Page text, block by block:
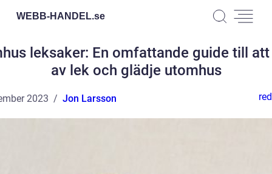
WEBB-HANDEL.se
leksaker: En omfattande guide till
av lek och glädje utomhus
2023 Jon Larsson